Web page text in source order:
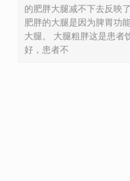
的肥胖大腿减不下去反映
肥胖的大腿是因为脾胃功
大腿。 大腿粗胖这是患者
好，患者不